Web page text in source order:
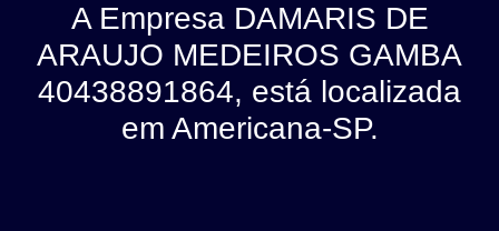
A Empresa DAMARIS DE
ARAUJO MEDEIROS GAMBA
40438891864, está localizada
em Americana-SP.